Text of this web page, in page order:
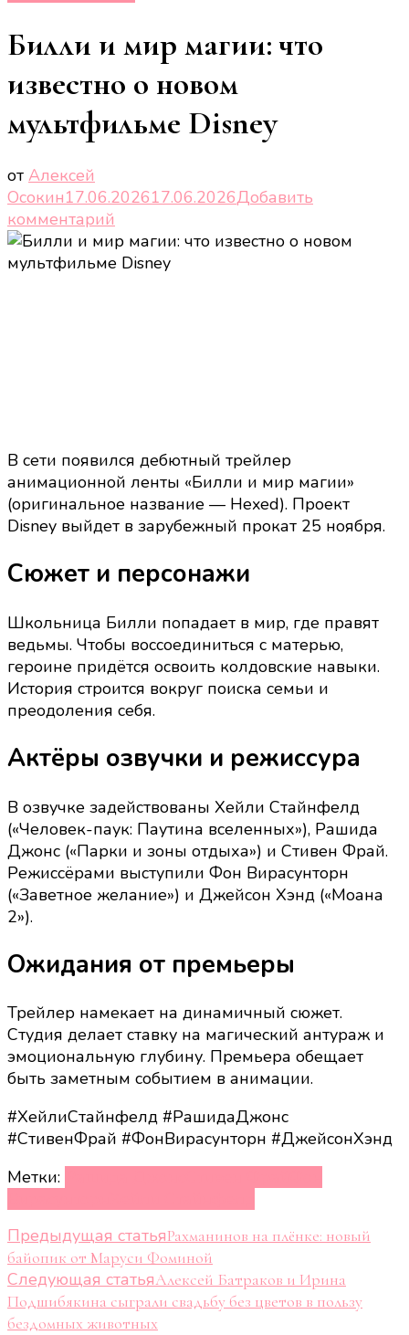
Билли и мир магии: что
известно о новом
мультфильме Disney
от Алексей
Осокин17.06.202617.06.2026Добавить
комментарий
записи
Билли
Disney
В сети появился дебютный трейлер
анимационной ленты «Билли и мир магии»
(оригинальное название — Hexed). Проект
Disney выйдет в зарубежный прокат 25 ноября.
Сюжет и персонажи
Школьница Билли попадает в мир, где правят
ведьмы. Чтобы воссоединиться с матерью,
героине придётся освоить колдовские навыки.
История строится вокруг поиска семьи и
преодоления себя.
Актёры озвучки и режиссура
В озвучке задействованы Хейли Стайнфелд
(«Человек-паук: Паутина вселенных»), Рашида
Джонс («Парки и зоны отдыха») и Стивен Фрай.
Режиссёрами выступили Фон Вирасунторн
(«Заветное желание») и Джейсон Хэнд («Моана
2»).
Ожидания от премьеры
Трейлер намекает на динамичный сюжет.
Студия делает ставку на магический антураж и
эмоциональную глубину. Премьера обещает
быть заметным событием в анимации.
#ХейлиСтайнфелд #РашидаДжонс
#СтивенФрай #ФонВирасунторн #ДжейсонХэнд
Метки:
Навигация
по
записям
Предыдущая статьяРахманинов на плёнке: новый
байопик от Маруси Фоминой
Следующая статьяАлексей Батраков и Ирина
Подшибякина сыграли свадьбу без цветов в пользу
бездомных животных